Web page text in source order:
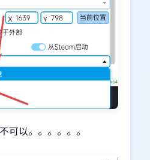
可以。。。。。。